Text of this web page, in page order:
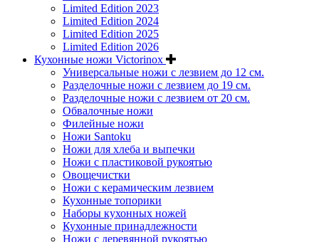
Limited Edition 2023
Limited Edition 2024
Limited Edition 2025
Limited Edition 2026
Кухонные ножи Victorinox
Универсальные ножи с лезвием до 12 см.
Разделочные ножи с лезвием до 19 см.
Разделочные ножи с лезвием от 20 см.
Обвалочные ножи
Филейные ножи
Ножи Santoku
Ножи для хлеба и выпечки
Ножи с пластиковой рукоятью
Овощечистки
Ножи с керамическим лезвием
Кухонные топорики
Наборы кухонных ножей
Кухонные принадлежности
Ножи с деревянной рукоятью